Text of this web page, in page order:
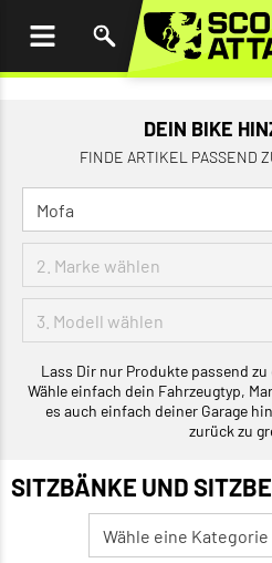
DEIN BIKE
FINDE ARTIKEL PASSEND
Lass Dir nur Produkte passend
Wähle einfach dein Fahrzeugtyp,
es auch einfach deiner Garage
zurück zu
SITZBÄNKE UND